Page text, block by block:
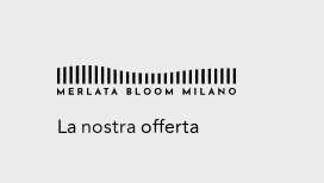
La nostraofferta